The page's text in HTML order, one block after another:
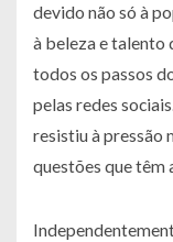
devido não só à
à beleza e talento
todos os passos
pelas redes
resistiu à pressão
questões que têm